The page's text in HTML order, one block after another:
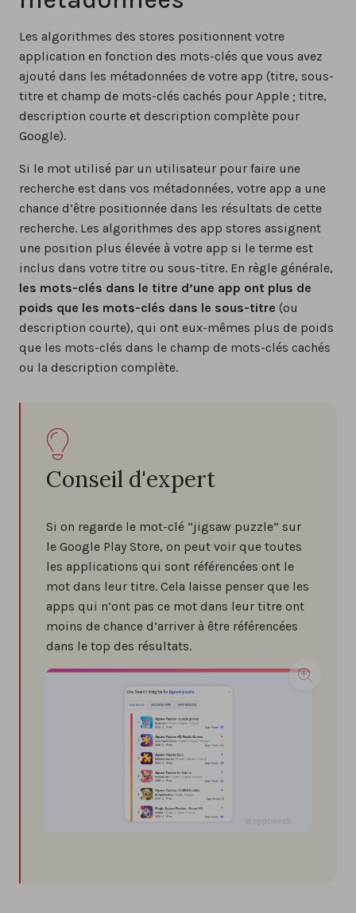
Les algorithmes des stores positionnent votre
application en fonction des mots-clés que vous avez
ajouté dans les métadonnées de votre app (titre, sous-
titre et champ de mots-clés cachés pour Apple ; titre,
description courte et description complète pour
Google).
Si le mot utilisé par un utilisateur pour faire une
recherche est dans vos métadonnées, votre app a une
chance d’être positionnée dans les résultats de cette
recherche. Les algorithmes des app stores assignent
une position plus élevée à votre app si le terme est
inclus dans votre titre ou sous-titre. En règle générale,
les mots-clés dans le titre d’une app ont plus de
poids que les mots-clés dans le sous-titre (ou
description courte), qui ont eux-mêmes plus de poids
que les mots-clés dans le champ de mots-clés cachés
ou la description complète.
Conseil d'expert
Si on regarde le mot-clé “jigsaw puzzle” sur
le Google Play Store, on peut voir que toutes
les applications qui sont référencées ont le
mot dans leur titre. Cela laisse penser que les
apps qui n’ont pas ce mot dans leur titre ont
moins de chance d’arriver à être référencées
dans le top des résultats.